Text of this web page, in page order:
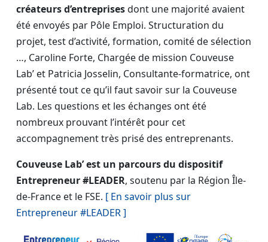
créateurs d’entreprisesdont une majorité avaient
été envoyés par Pôle Emploi. Structuration du
projet, test d’activité, formation, comité de sélection
…, Caroline Forte, Chargée de mission Couveuse
Lab’ et Patricia Josselin, Consultante-formatrice, ont
présenté tout ce qu’il faut savoir sur la Couveuse
Lab. Les questions et les échanges ont été
nombreux prouvant l’intérêt pour cet
accompagnement très prisé des entreprenants.
Couveuse Lab’ est un parcours du dispositif
Entrepreneur #LEADER, soutenu par la Région Île-
de-France et le FSE. [ En savoir plus sur
Entrepreneur #LEADER ]